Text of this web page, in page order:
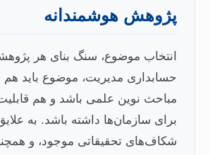
پژوهش هوشمندانه
انتخاب موضوع، سنگ بنای هر
حسابداری مدیریت، موضوع باید هم
مباحث نوین علمی باشد و هم
برای سازمان‌ها داشته باشد. به
شکاف‌های تحقیقاتی موجود، و